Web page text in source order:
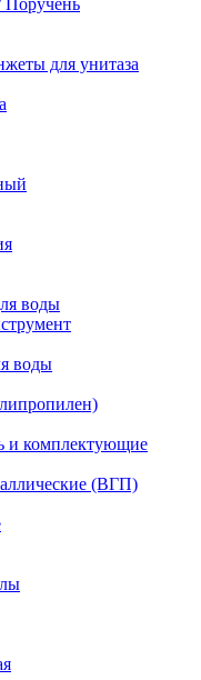
Поручень
для унитаза
воды
воды
и комплектующие
(ВГП)